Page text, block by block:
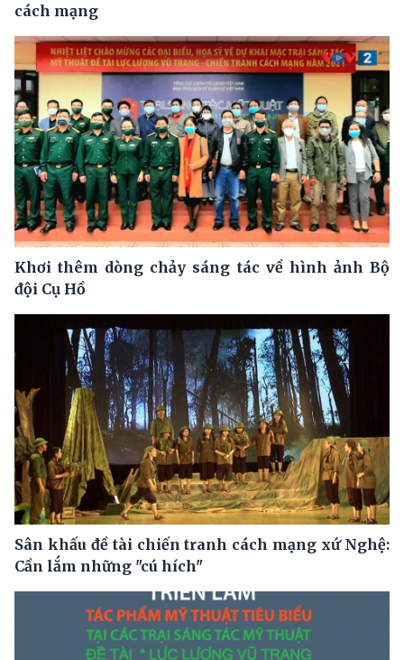
cách mạng
Khơi thêm dòng chảy sáng tác về hình ảnh Bộ
đội Cụ Hồ
Sân khấu đề tài chiến tranh cách mạng xứ Nghệ:
Cần lắm những "cú hích"